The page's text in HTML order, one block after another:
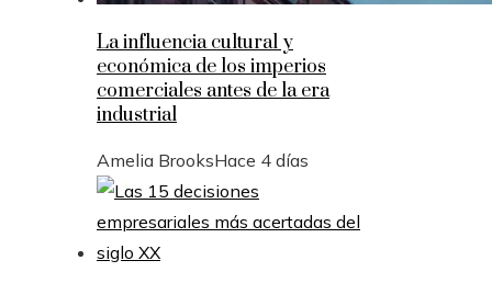
La influencia cultural y
económica de los imperios
comerciales antes de la era
industrial
Amelia BrooksHace 4 días